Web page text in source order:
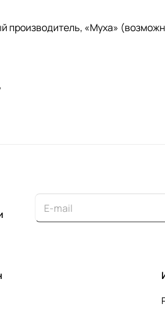
производитель, «Муха»